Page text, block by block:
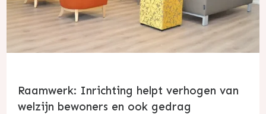
Raamwerk: Inrichting helpt verhogen van
welzijn bewoners en ook gedrag